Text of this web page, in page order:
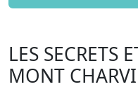
LES SECRETS
MONT